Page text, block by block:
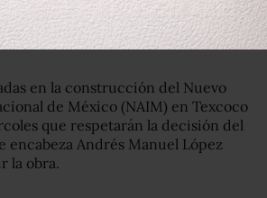
y exterior, así como en el sector de
en la construcción del Nuevo
de México (NAIM) en Texcoco
que respetarán la decisión del
encabeza Andrés Manuel López
la obra.